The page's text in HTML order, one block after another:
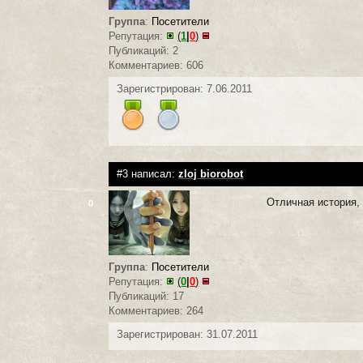
Группа: Посетители
Репутация:
(1 |0)
Публикаций: 2
Комментариев: 606
Зарегистрирован: 7.06.2011
#3 написал:zloj biorobot
0
Группа: Посетители
Репутация:
(0|0)
Публикаций: 17
Комментариев: 264
Отличная история,
Зарегистрирован: 31.07.2011